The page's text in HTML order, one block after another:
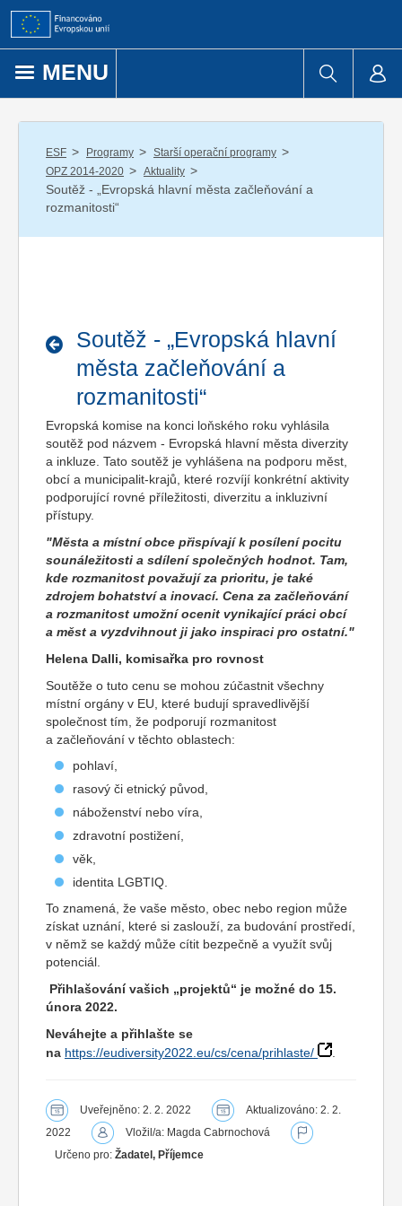
Přejít k obsahu
MENU
ESF / Programy / Starší operační programy /
OPZ 2014-2020 / Aktuality /
Soutěž - „Evropská hlavní města začleňování a
rozmanitosti“
Soutěž - „Evropská hlavní
města začleňování a
rozmanitosti“
Evropská komise na konci loňského roku vyhlásila
soutěž pod názvem - Evropská hlavní města diverzity
a inkluze. Tato soutěž je vyhlášena na podporu měst,
obcí a municipalit-krajů, které rozvíjí konkrétní aktivity
podporující rovné příležitosti, diverzitu a inkluzivní
přístupy.
"Města a místní obce přispívají k posílení pocitu
sounáležitosti a sdílení společných hodnot. Tam,
kde rozmanitost považují za prioritu, je také
zdrojem bohatství a inovací. Cena za začleňování
a rozmanitost umožní ocenit vynikající práci obcí
a měst a vyzdvihnout ji jako inspiraci pro ostatní."
Helena Dalli, komisařka pro rovnost
Soutěže o tuto cenu se mohou zúčastnit všechny
místní orgány v EU, které budují spravedlivější
společnost tím, že podporují rozmanitost
a začleňování v těchto oblastech:
pohlaví,
rasový či etnický původ,
náboženství nebo víra,
zdravotní postižení,
věk,
identita LGBTIQ.
To znamená, že vaše město, obec nebo region může
získat uznání, které si zaslouží, za budování prostředí,
v němž se každý může cítit bezpečně a využít svůj
potenciál.
Přihlašování vašich „projektů“ je možné do 15.
února 2022.
Neváhejte a přihlašte se
na https://eudiversity2022.eu/cs/cena/prihlaste/
Uveřejněno: 2. 2. 2022
Aktualizováno: 2. 2.
2022
Vložil/a: Magda Cabrnochová
Určeno pro: Žadatel, Příjemce